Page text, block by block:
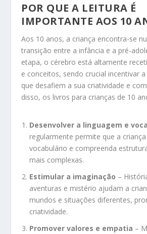
POR QUE A LEITURA É
IMPORTANTE AOS 10
Aos 10 anos, a criança encontra-se
transição entre a infância e a pré-
etapa, o cérebro está altamente
e conceitos, sendo crucial incentivar
que desafiem a sua criatividade e
disso, os livros para crianças de 10
Desenvolver a linguagem e
regularmente permite que a
vocabulário e compreenda
mais complexas.
Estimular a imaginação –
aventuras e mistério ajudam a
mundos e situações diferentes,
criatividade.
Promover valores e empatia –